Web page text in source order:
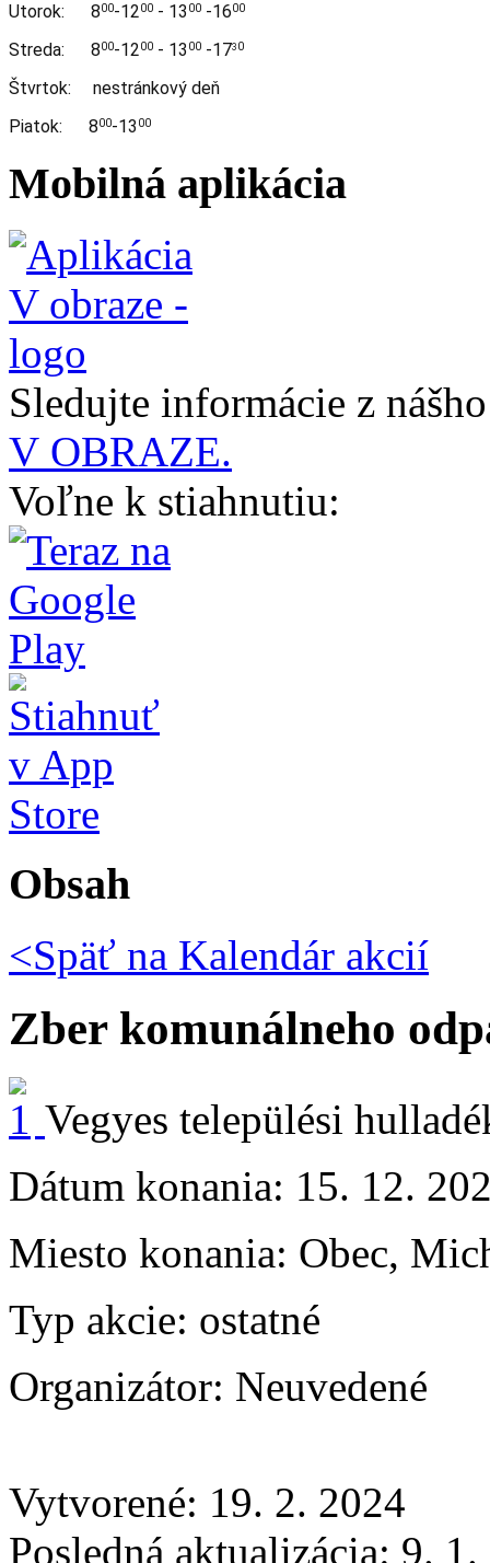
Utorok: 800-1200 - 13 00 -1600
Streda: 800-1200 - 13 00 -173 0
Štvrtok: nestránkový deň
Piatok: 800-13 00
Mobilná aplikácia
Sledujte informácie z
V OBRAZE.
Voľne k stiahnutiu:
Obsah
<Späť na Kalendár akcií
Zber komunálneho
Vegyes települési
Dátum konania: 15. 12.
Miesto konania: Obec,
Typ akcie: ostatné
Organizátor: Neuvedené
Vytvorené: 19. 2. 2024
Posledná aktualizácia: 9.